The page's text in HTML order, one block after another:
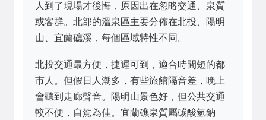
人到了現場才後悔，原因出在忽略交通、泉質
或客群。北部的溫泉區主要分佈在北投、陽明
山、宜蘭礁溪，每個區域特性不同。
北投交通最方便，捷運可到，適合時間短的都
市人。但假日人潮多，有些旅館隔音差，晚上
會聽到走廊聲音。陽明山景色好，但公共交通
較不便，自駕為佳。宜蘭礁泉質屬碳酸氫鈉